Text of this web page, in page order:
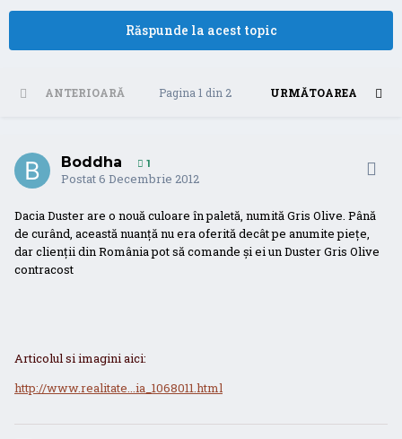
Răspunde la acest topic
ANTERIOARĂ URMĂTOAREA
Pagina 1 din 2
Boddha 1
Postat6 Decembrie 2012
Dacia Duster are o nouă culoare în paletă, numită Gris Olive. Până
de curând, această nuanţă nu era oferită decât pe anumite pieţe,
dar clienţii din România pot să comande şi ei un Duster Gris Olive
contracost
Articolul si imagini aici:
http://www.realitate...ia_1068011.html